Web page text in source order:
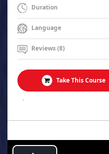
Duration
Language
Reviews (8)
Take This Course
.